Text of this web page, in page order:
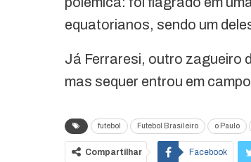
equatorianos, sendo um
Já Ferraresi, outro zagueiro
mas sequer entrou em
futebol Futebol Brasileiro o Paulo
Compartilhar Facebook